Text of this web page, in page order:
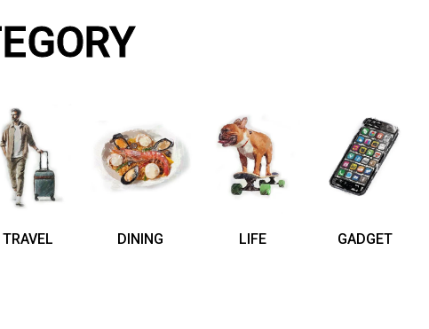
TRAVEL DINING LIFE GADGET